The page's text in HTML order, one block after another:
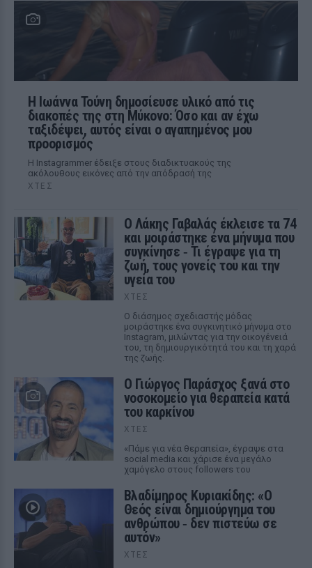
Η Ιωάννα Τούνη δημοσίευσε υλικό από τις
διακοπές της στη Μύκονο: Όσο και αν έχω
ταξιδέψει, αυτός είναι ο αγαπημένος μου
προορισμός
Η Instagrammer έδειξε στους διαδικτυακούς της
ακόλουθους εικόνες από την απόδρασή της
ΧΤΕΣ
Ο Λάκης Γαβαλάς έκλεισε τα 74
και μοιράστηκε ένα μήνυμα που
συγκίνησε ‑ Τι έγραψε για τη
ζωή, τους γονείς του και την
υγεία του
ΧΤΕΣ
Ο διάσημος σχεδιαστής μόδας
μοιράστηκε ένα συγκινητικό μήνυμα στο
Instagram, μιλώντας για την οικογένειά
του, τη δημιουργικότητά του και τη χαρά
της ζωής.
O Γιώργος Παράσχος ξανά στο
νοσοκομείο για θεραπεία κατά
του καρκίνου
ΧΤΕΣ
«Πάμε για νέα θεραπεία», έγραψε στα
social media και χάρισε ένα μεγάλο
χαμόγελο στους followers του
Βλαδίμηρος Κυριακίδης: «Ο
Θεός είναι δημιούργημα του
ανθρώπου ‑ δεν πιστεύω σε
αυτόν»
ΧΤΕΣ